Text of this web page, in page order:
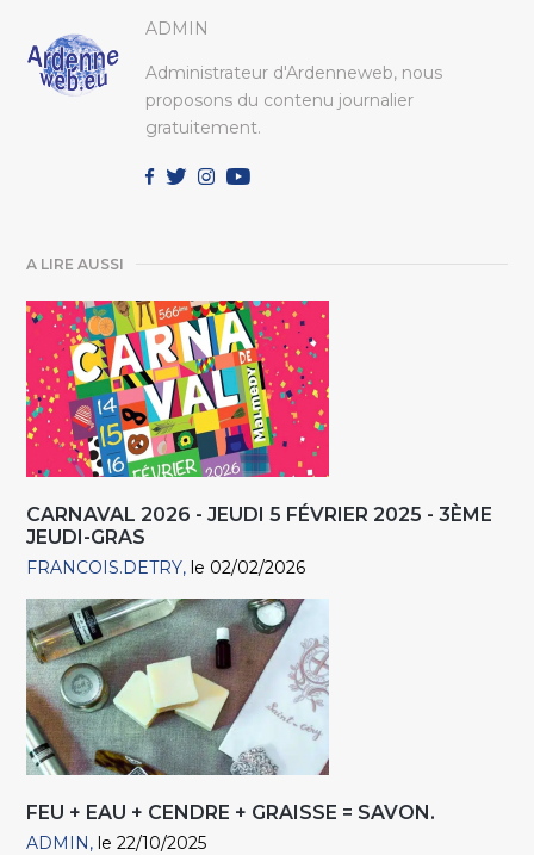
ADMIN
Administrateur d'Ardenneweb, nous
proposons du contenu journalier
gratuitement.
A LIRE AUSSI
CARNAVAL 2026 - JEUDI 5 FÉVRIER 2025 - 3ÈME
JEUDI-GRAS
FRANCOIS.DETRY le 02/02/2026
FEU + EAU + CENDRE + GRAISSE = SAVON.
ADMIN le 22/10/2025